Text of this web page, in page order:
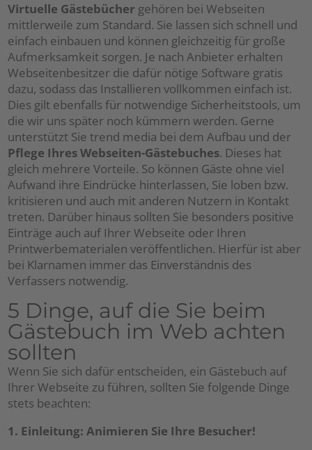
Virtuelle Gästebücher gehören bei Webseiten
mittlerweile zum Standard. Sie lassen sich schnell und
einfach einbauen und können gleichzeitig für große
Aufmerksamkeit sorgen. Je nach Anbieter erhalten
Webseitenbesitzer die dafür nötige Software gratis
dazu, sodass das Installieren vollkommen einfach ist.
Dies gilt ebenfalls für notwendige Sicherheitstools, um
die wir uns später noch kümmern werden. Gerne
unterstützt Sie trend media bei dem Aufbau und der
Pflege Ihres Webseiten-Gästebuches. Dieses hat
gleich mehrere Vorteile. So können Gäste ohne viel
Aufwand ihre Eindrücke hinterlassen, Sie loben bzw.
kritisieren und auch mit anderen Nutzern in Kontakt
treten. Darüber hinaus sollten Sie besonders positive
Einträge auch auf Ihrer Webseite oder Ihren
Printwerbematerialen veröffentlichen. Hierfür ist aber
bei Klarnamen immer das Einverständnis des
Verfassers notwendig.
5 Dinge, auf die Sie beim
Gästebuch im Web achten
sollten
Wenn Sie sich dafür entscheiden, ein Gästebuch auf
Ihrer Webseite zu führen, sollten Sie folgende Dinge
stets beachten:
1. Einleitung: Animieren Sie Ihre Besucher!